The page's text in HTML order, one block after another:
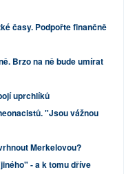
časy. Podpořte finančně
Brzo na ně bude umírat
uprchlíků
"Jsou vážnou
Merkelovou?
- a k tomu dříve